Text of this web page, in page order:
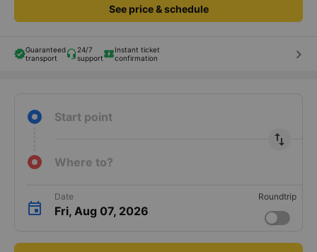
See price & schedule
Guaranteed
transport
24/7
support
Instant ticket
confirmation
keyboard_arrow_right
Start point
import_export
Where to?
Date
Fri, Aug 07, 2026
Roundtrip